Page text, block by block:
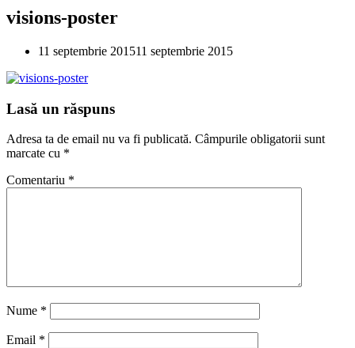
visions-poster
11 septembrie 201511 septembrie 2015
Lasă un răspuns
Adresa ta de email nu va fi publicată. Câmpurile obligatorii sunt
marcate cu *
Comentariu *
Nume *
Email *